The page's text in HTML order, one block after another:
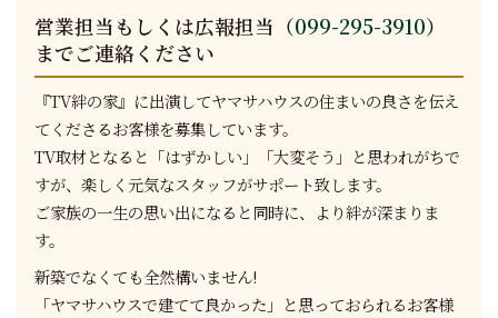
営業担当もしくは広報担当（099-295-3910）
までご連絡ください
『TV絆の家』に出演してヤマサハウスの住まいの良さを伝え
てくださるお客様を募集しています。
TV取材となると「はずかしい」「大変そう」と思われがちで
すが、楽しく元気なスタッフがサポート致します。
ご家族の一生の思い出になると同時に、より絆が深まりま
す。
新築でなくても全然構いません!
「ヤマサハウスで建てて良かった」と思っておられるお客様